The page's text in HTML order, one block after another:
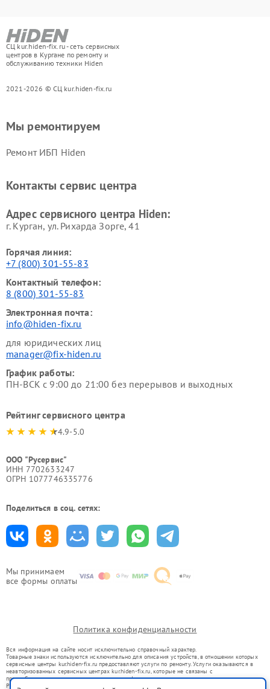
СЦ kur.hiden-fix.ru - сеть сервисных
центров в Кургане по ремонту и
обслуживанию техники Hiden
2021-2026 © СЦ kur.hiden-fix.ru
Мы принимаем
все формы оплаты
Мы ремонтируем
Ремонт ИБП Hiden
Контакты сервис центра
Адрес сервисного центра Hiden:
г. Курган, ул. Рихарда Зорге, 41
Горячая линия:
+7 (800) 301-55-83
Контактный телефон:
8 (800) 301-55-83
Электронная почта:
info@hiden-fix.ru
для юридических лиц
manager@fix-hiden.ru
График работы:
ПН-ВСК с 9:00 до 21:00 без перерывов и выходных
Рейтинг сервисного центра
4.9-5.0
ООО "Русервис"
ИНН 7702633247
ОГРН 1077746335776
Поделиться в соц. сетях:
Политика конфиденциальности
Вся информация на сайте носит исключительно справочный характер.
Товарные знаки используются исключительно для описания устройств, в отношении которых
сервисные центры kur.hiden-fix.ru предоставляют услуги по ремонту. Услуги оказываются в
неавторизованных сервисных центрах kur.hiden-fix.ru, которые не связаны с
правообладателями товарных знаков или их официальными представителями.
Ремонт осуществляется для устройств, уже введенных в гражданский оборот в соответствии